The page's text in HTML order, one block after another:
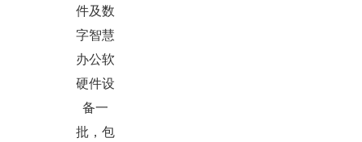
件及数
字智慧
办公软
硬件设
备一
批，包